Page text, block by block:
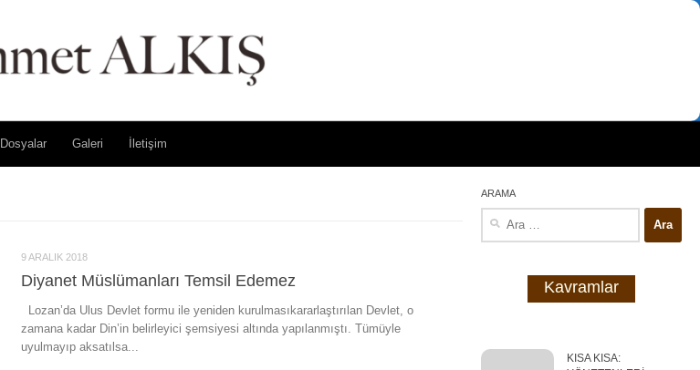
Dosyalar Galeri İletişim
9 ARALIK 2018
Diyanet Müslümanları Temsil Edemez
Lozan’da Ulus Devlet formu ile yeniden kurulmasıkararlaştırılan Devlet, o
zamana kadar Din’in belirleyici şemsiyesi altında yapılanmıştı. Tümüyle
uyulmayıp aksatılsa...
ARAMA
Kavramlar
KISA KISA: